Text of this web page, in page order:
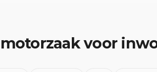
motorzaakvoor